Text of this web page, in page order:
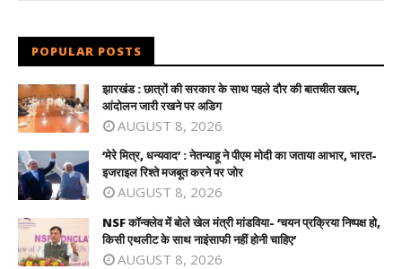
POPULAR POSTS
झारखंड : छात्रों की सरकार के साथ पहले दौर की बातचीत खत्म,
आंदोलन जारी रखने पर अडिग
AUGUST 8, 2026
‘मेरे मित्र, धन्यवाद’ : नेतन्याहू ने पीएम मोदी का जताया आभार, भारत-
इजराइल रिश्ते मजबूत करने पर जोर
AUGUST 8, 2026
NSF कॉन्क्लेव में बोले खेल मंत्री मांडविया- ‘चयन प्रक्रिया निष्पक्ष हो,
किसी एथलीट के साथ नाइंसाफी नहीं होनी चाहिए’
AUGUST 8, 2026